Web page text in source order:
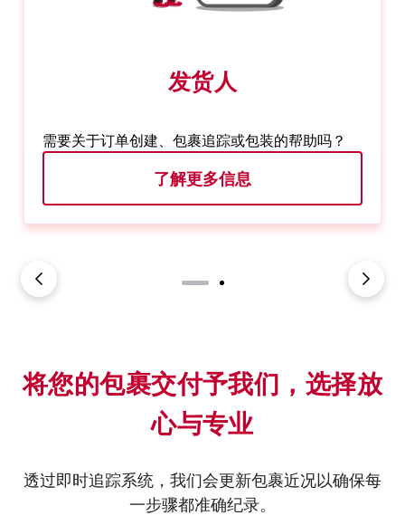
发货人
需要关于订单创建、包裹追踪或包装的帮助吗？
了解更多信息
将您的包裹交付予我们，选择放
心与专业
透过即时追踪系统，我们会更新包裹近况以确保每
一步骤都准确纪录。